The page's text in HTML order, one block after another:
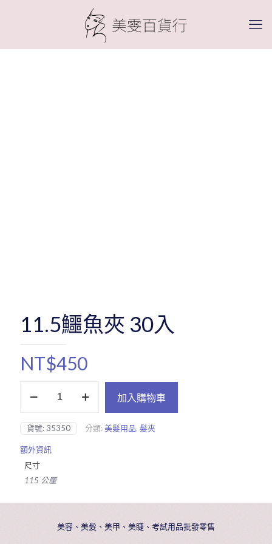
11.5鱷魚夾 30入
NT$450
夾
30
入
數
量
加入購物車
貨號: 35350 分類:美髮用品, 髮夾
額外資訊
尺寸
115 公厘
美容、美髮、美甲、美睫、考試用品批發零售